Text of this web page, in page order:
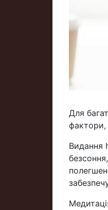
Для
фактори,
Видання